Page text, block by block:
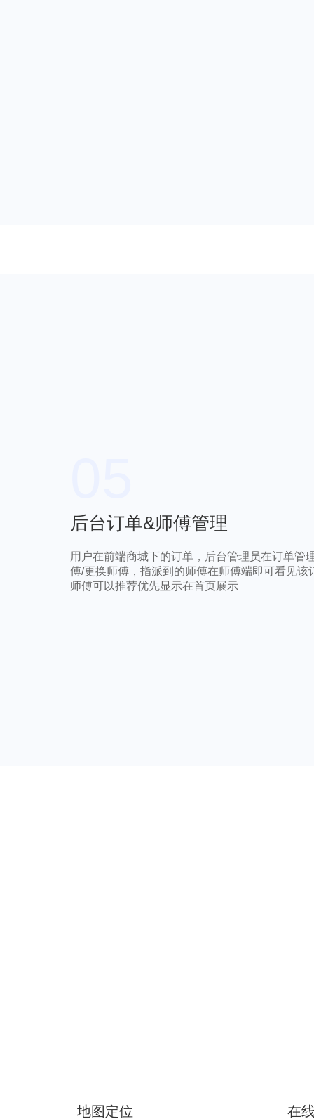
后台订单&师傅管理
用户在前端商城下的订单，后台管理员在订单管
傅/更换师傅，指派到的师傅在师傅端即可看见该
师傅可以推荐优先显示在首页展示
地图定位 在